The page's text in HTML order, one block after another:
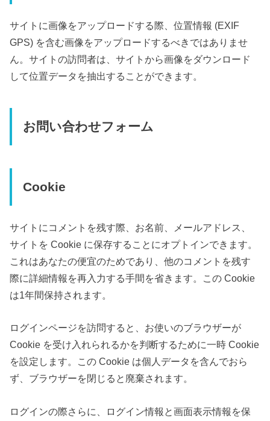
サイトに画像をアップロードする際、位置情報 (EXIF
GPS) を含む画像をアップロードするべきではありませ
ん。サイトの訪問者は、サイトから画像をダウンロード
して位置データを抽出することができます。
お問い合わせフォーム
Cookie
サイトにコメントを残す際、お名前、メールアドレス、
サイトを Cookie に保存することにオプトインできます。
これはあなたの便宜のためであり、他のコメントを残す
際に詳細情報を再入力する手間を省きます。この Cookie
は1年間保持されます。
ログインページを訪問すると、お使いのブラウザーが
Cookie を受け入れられるかを判断するために一時 Cookie
を設定します。この Cookie は個人データを含んでおら
ず、ブラウザーを閉じると廃棄されます。
ログインの際さらに、ログイン情報と画面表示情報を保